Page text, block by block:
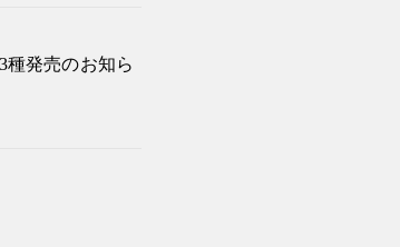
発売のお知ら